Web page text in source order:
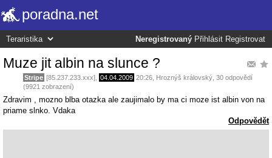
poradna.net
Neregistrovaný Přihlásit Registrovat
Muze jit albin na slunce ?
Stripe [85.237.233.xxx], 04.04.2009 20:26 Hroznýš královský , 30 odpovědí
(9921 zobrazení)
Zdravim , mozno blba otazka ale zaujimalo by ma ci moze ist albin von na
priame slnko. Vdaka
Odpovědět